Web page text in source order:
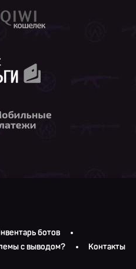
ботов
с выводом? Контакты